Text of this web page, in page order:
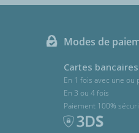
Modes de
Cartes bancaires
En 1 fois avec une ou
En 3 ou 4 fois
Paiement 100%